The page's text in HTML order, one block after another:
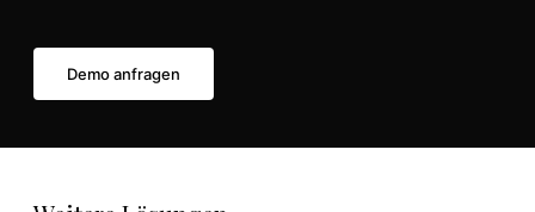
Demo anfragen